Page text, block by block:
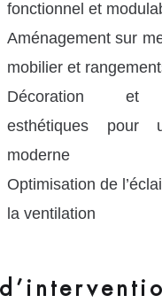
fonctionnel et
Aménagement sur
mobilier et
Décoration et
esthétiques pour
moderne
Optimisation de
la ventilation